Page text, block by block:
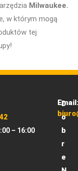
Milwaukee.
w którym mogą
tej
– 16:00
Email:
D
o
b
r
e